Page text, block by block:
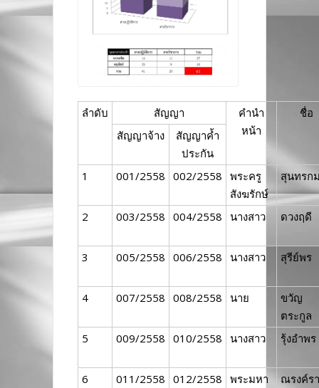
ลำดับ สัญญา
คำนำ
หน้า
ชื่อ
สัญญาจ้าง
สัญญาค้ำ
ประกัน
1
001/2558 002/2558 พระครู
สังฆรักษ์
สุนทรก
2 003/2558 004/2558 นางสาว ดวงฤดี
3 005/2558 006/2558 นางสาว สุรีย์พร
4 007/2558 008/2558 นาย
ขวัญ
ตระกูล
5
009/2558 010/2558 นางสาว รุ้งอำพร
6 011/2558 012/2558 พระมหา ณรงค์ร